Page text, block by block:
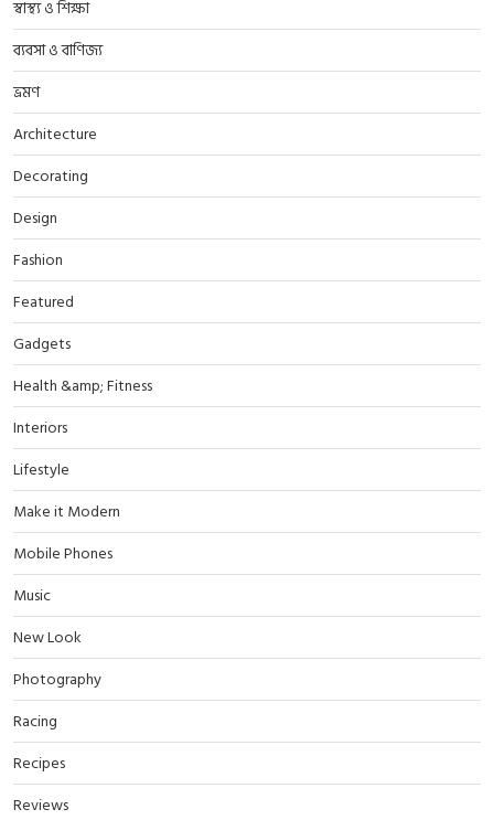
স্বাস্থ্য ও শিক্ষা
ব্যবসা ও বাণিজ্য
ভ্রমণ
Architecture
Decorating
Design
Fashion
Featured
Gadgets
Health &amp; Fitness
Interiors
Lifestyle
Make it Modern
Mobile Phones
Music
New Look
Photography
Racing
Recipes
Reviews